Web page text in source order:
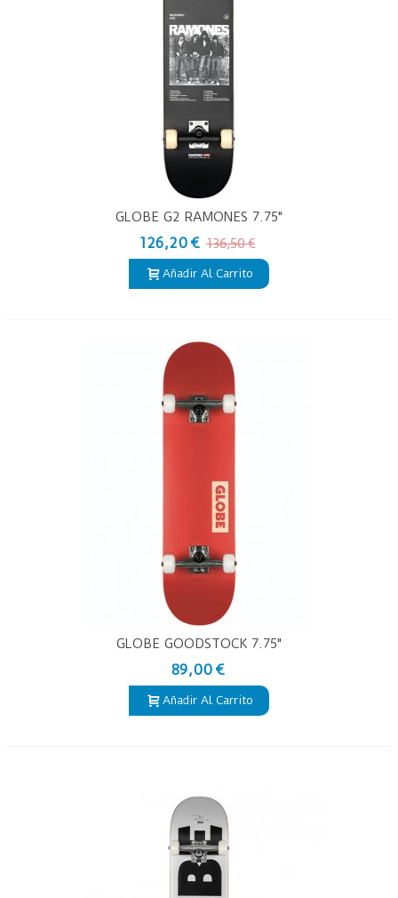
GLOBE G2 RAMONES 7.75"
126,20 € 136,50 €
Añadir Al Carrito
GLOBE GOODSTOCK 7.75"
89,00 €
Añadir Al Carrito